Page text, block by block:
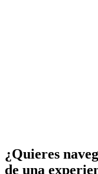
¿Quieres
de una